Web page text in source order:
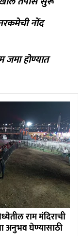
नोंद
जमा होण्यात
राम मंदिराची
अनुभव घेण्यासाठी